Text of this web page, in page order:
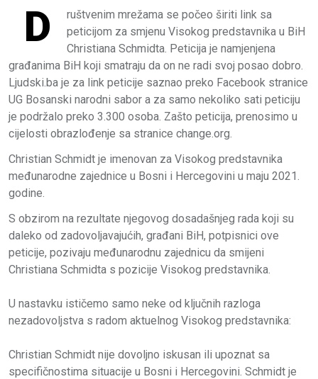
D
ruštvenim mrežama se počeo širiti link sa
peticijom za smjenu Visokog predstavnika u BiH
Christiana Schmidta. Peticija je namjenjena
građanima BiH koji smatraju da on ne radi svoj posao dobro.
Ljudski.ba je za link peticije saznao preko Facebook stranice
UG Bosanski narodni sabor a za samo nekoliko sati peticiju
je podržalo preko 3.300 osoba. Zašto peticija, prenosimo u
cijelosti obrazlođenje sa stranice change.org.
Christian Schmidt je imenovan za Visokog predstavnika
međunarodne zajednice u Bosni i Hercegovini u maju 2021.
godine.
S obzirom na rezultate njegovog dosadašnjeg rada koji su
daleko od zadovoljavajućih, građani BiH, potpisnici ove
peticije, pozivaju međunarodnu zajednicu da smijeni
Christiana Schmidta s pozicije Visokog predstavnika.
U nastavku ističemo samo neke od ključnih razloga
nezadovoljstva s radom aktuelnog Visokog predstavnika:
Christian Schmidt nije dovoljno iskusan ili upoznat sa
specifičnostima situacije u Bosni i Hercegovini. Schmidt je